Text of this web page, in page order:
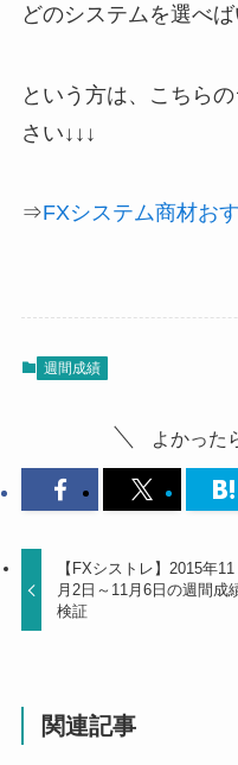
どのシステムを選べ
という方は、こちら
さい↓↓↓
⇒FXシステム商材お
週間成績
よかった
【FXシストレ】2015年11
月2日～11月6日の週間成
検証
関連記事